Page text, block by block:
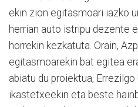
ekin zion egitasmoari iazko
herrian auto istripu dezente
horrekin kezkatuta. Orain,
egitasmoarekin bat egitea
abiatu du proiektua, Errezilgo
ikastetxeekin eta beste